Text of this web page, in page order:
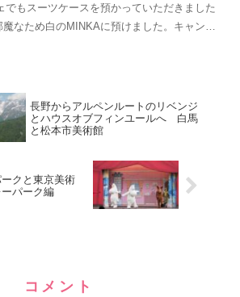
でもスーツケースを預かっていただきました
なため白のMINKAに預けました。キャンパ
長野からアルペンルートのリベンジ
とハウスオブフィンユールへ 白馬
と松本市美術館
クと東京美術
パーク編
コメント